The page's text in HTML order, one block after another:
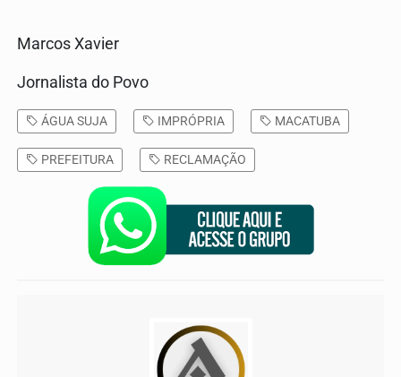
Marcos Xavier
Jornalista do Povo
ÁGUA SUJA IMPRÓPRIA MACATUBA
PREFEITURA RECLAMAÇÃO